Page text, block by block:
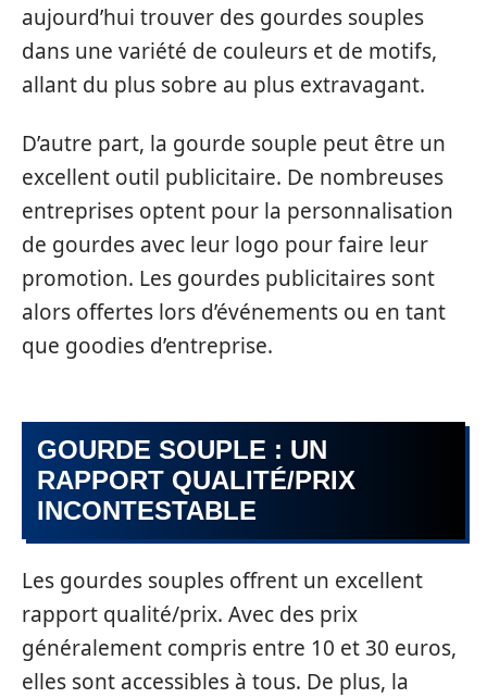
aujourd’hui trouver des gourdes souples
dans une variété de couleurs et de motifs,
allant du plus sobre au plus extravagant.
D’autre part, la gourde souple peut être un
excellent outil publicitaire. De nombreuses
entreprises optent pour la personnalisation
de gourdes avec leur logo pour faire leur
promotion. Les gourdes publicitaires sont
alors offertes lors d’événements ou en tant
que goodies d’entreprise.
GOURDE SOUPLE : UN
RAPPORT QUALITÉ/PRIX
INCONTESTABLE
Les gourdes souples offrent un excellent
rapport qualité/prix. Avec des prix
généralement compris entre 10 et 30 euros,
elles sont accessibles à tous. De plus, la